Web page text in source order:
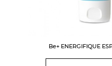
Be+ ENERGIFIQUE